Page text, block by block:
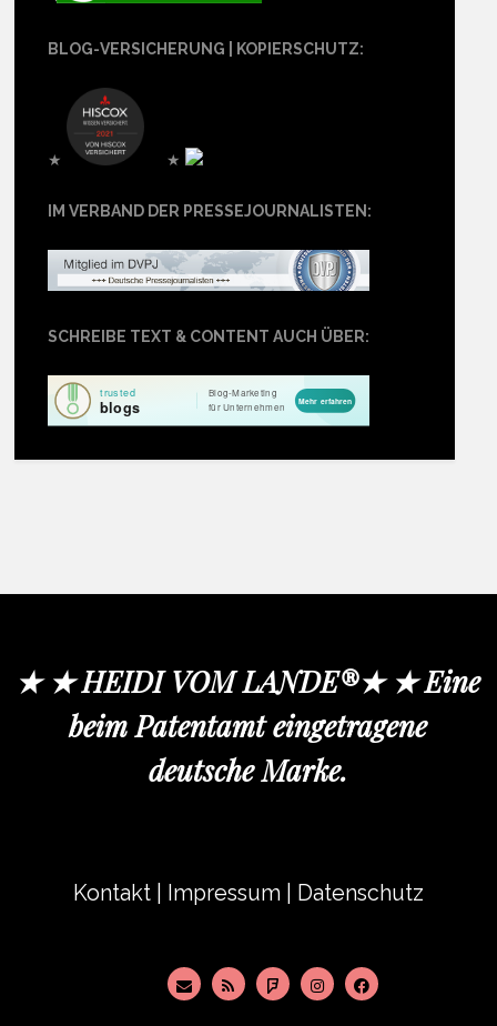
BLOG-VERSICHERUNG | KOPIERSCHUTZ:
★ ★
IM VERBAND DER PRESSEJOURNALISTEN:
SCHREIBE TEXT & CONTENT AUCH ÜBER:
★ ★ HEIDI VOM LANDE®★ ★ Eine
beim Patentamt eingetragene
deutsche Marke.
Kontakt Impressum Datenschutz